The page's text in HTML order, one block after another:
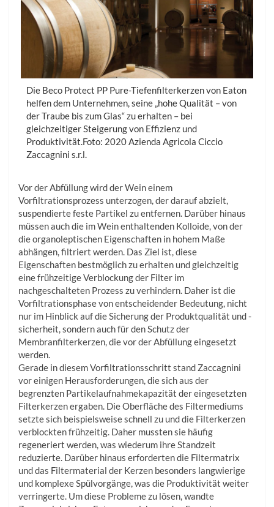
Die Beco Protect PP Pure-Tiefenfilterkerzen von Eaton
helfen dem Unternehmen, seine „hohe Qualität – von
der Traube bis zum Glas“ zu erhalten – bei
gleichzeitiger Steigerung von Effizienz und
Produktivität.Foto: 2020 Azienda Agricola Ciccio
Zaccagnini s.r.l.
Vor der Abfüllung wird der Wein einem
Vorfiltrationsprozess unterzogen, der darauf abzielt,
suspendierte feste Partikel zu entfernen. Darüber hinaus
müssen auch die im Wein enthaltenden Kolloide, von der
die organoleptischen Eigenschaften in hohem Maße
abhängen, filtriert werden. Das Ziel ist, diese
Eigenschaften bestmöglich zu erhalten und gleichzeitig
eine frühzeitige Verblockung der Filter im
nachgeschalteten Prozess zu verhindern. Daher ist die
Vorfiltrationsphase von entscheidender Bedeutung, nicht
nur im Hinblick auf die Sicherung der Produktqualität und -
sicherheit, sondern auch für den Schutz der
Membranfilterkerzen, die vor der Abfüllung eingesetzt
werden.
Gerade in diesem Vorfiltrationsschritt stand Zaccagnini
vor einigen Herausforderungen, die sich aus der
begrenzten Partikelaufnahmekapazität der eingesetzten
Filterkerzen ergaben. Die Oberfläche des Filtermediums
setzte sich beispielsweise schnell zu und die Filterkerzen
verblockten frühzeitig. Daher mussten sie häufig
regeneriert werden, was wiederum ihre Standzeit
reduzierte. Darüber hinaus erforderten die Filtermatrix
und das Filtermaterial der Kerzen besonders langwierige
und komplexe Spülvorgänge, was die Produktivität weiter
verringerte. Um diese Probleme zu lösen, wandte